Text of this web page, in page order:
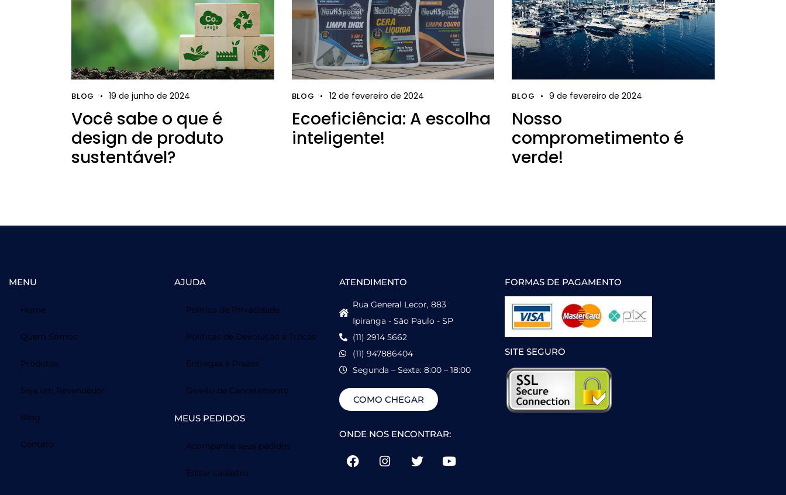
BLOG 19 de junho de 2024
Você sabe o que é
design de produto
sustentável?
BLOG 12 de fevereiro de 2024
Ecoeficiência: A escolha
inteligente!
BLOG 9 de fevereiro de 2024
Nosso
comprometimento é
verde!
MENU
Home
Quem Somos
Produtos
Seja um Revendedor
Blog
Contato
AJUDA
Politica de Privacidade
Politicas de Devolução e Trocas
Entregas e Prazos
Direito de Cancelamento
MEUS PEDIDOS
Acompanhe seus pedidos
Editar cadastro
ATENDIMENTO
Rua General Lecor, 883
Ipiranga - São Paulo - SP
(11) 2914 5662
(11) 947886404
Segunda – Sexta: 8:00 – 18:00
COMO CHEGAR
ONDE NOS ENCONTRAR:
FORMAS DE PAGAMENTO
SITE SEGURO